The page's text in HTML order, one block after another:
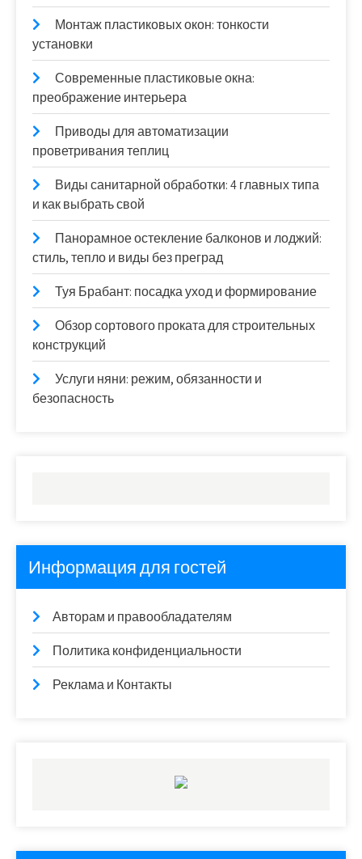
Монтаж пластиковых окон: тонкости
установки
Современные пластиковые окна:
преображение интерьера
Приводы для автоматизации
проветривания теплиц
Виды санитарной обработки: 4 главных типа
и как выбрать свой
Панорамное остекление балконов и лоджий:
стиль, тепло и виды без преград
Туя Брабант: посадка уход и формирование
Обзор сортового проката для строительных
конструкций
Услуги няни: режим, обязанности и
безопасность
Информация для гостей
Авторам и правообладателям
Политика конфиденциальности
Реклама и Контакты